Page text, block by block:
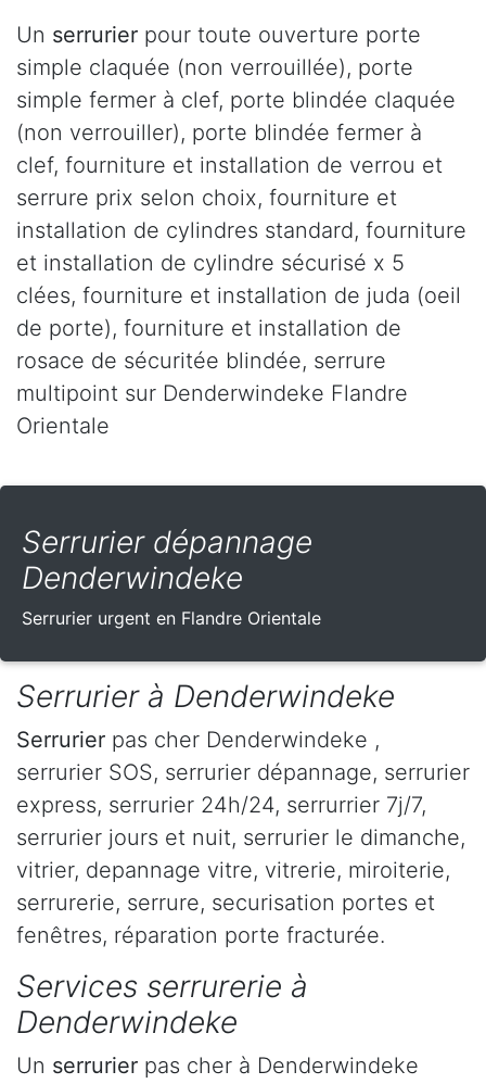
Un serrurier pour toute ouverture porte
simple claquée (non verrouillée), porte
simple fermer à clef, porte blindée claquée
(non verrouiller), porte blindée fermer à
clef, fourniture et installation de verrou et
serrure prix selon choix, fourniture et
installation de cylindres standard, fourniture
et installation de cylindre sécurisé x 5
clées, fourniture et installation de juda (oeil
de porte), fourniture et installation de
rosace de sécuritée blindée, serrure
multipoint sur Denderwindeke Flandre
Orientale
Serrurier dépannage
Denderwindeke
Serrurier urgent en Flandre Orientale
Serrurier à Denderwindeke
Serrurier pas cher Denderwindeke ,
serrurier SOS, serrurier dépannage, serrurier
express, serrurier 24h/24, serrurrier 7j/7,
serrurier jours et nuit, serrurier le dimanche,
vitrier, depannage vitre, vitrerie, miroiterie,
serrurerie, serrure, securisation portes et
fenêtres, réparation porte fracturée.
Services serrurerie à
Denderwindeke
Un serrurier pas cher à Denderwindeke